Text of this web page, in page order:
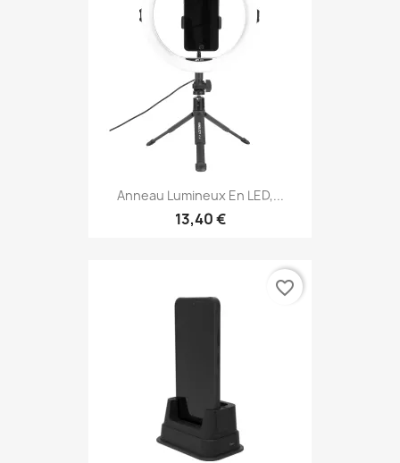
Anneau Lumineux En LED,...
13,40 €
favorite_border